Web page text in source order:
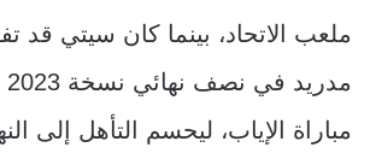
ملعب الاتحاد، بينما كان سيتي قد
مباراة الإياب، ليحسم التأهل إلى